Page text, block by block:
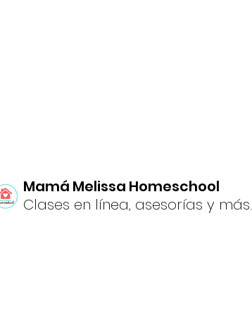
Mamá Melissa Homeschool
Clases en línea, asesorías y más.